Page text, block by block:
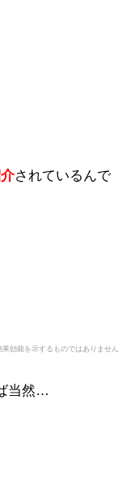
されているんで
効能を示するものではありません
当然…